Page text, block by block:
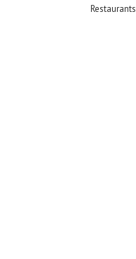
Restaurants